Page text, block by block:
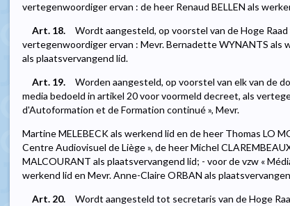
vertegenwoordiger ervan : de heer Renaud BELLEN als
Art. 18.
Wordt aangesteld, op voorstel van de Hoge
vertegenwoordiger ervan : Mevr. Bernadette WYNANTS als
als plaatsvervangend lid.
Art. 19.
Worden aangesteld, op voorstel van elk van de
media bedoeld in artikel 20 voor voormeld decreet, als
d'Autoformation et de Formation continué », Mevr.
Martine MELEBECK als werkend lid en de heer Thomas LO
Centre Audiovisuel de Liège », de heer Michel
MALCOURANT als plaatsvervangend lid; - voor de vzw «
werkend lid en Mevr. Anne-Claire ORBAN als
Art. 20.
Wordt aangesteld tot secretaris van de Hoge